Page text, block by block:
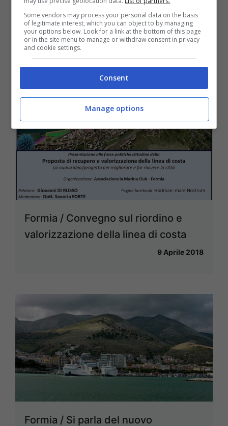
11 Aprile 2018
Formia / Convegno sul riordino e
valorizzazione della linea di costa
9 Aprile 2018
Formia / Si parla del nuovo
Some vendors may process your personal data on the basis
of legitimate interest, which you can object to by managing
your options below. Look for a link at the bottom of this page
or in the site menu to manage or withdraw consent in privacy
and cookie settings.
Consent
Manage options